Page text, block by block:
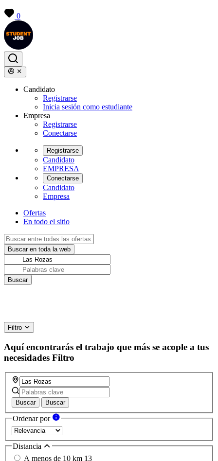
0
Candidato
Registrarse
Inicia sesión como estudiante
Empresa
Registrarse
Conectarse
Registrarse
Candidato
EMPRESA
Conectarse
Candidato
Empresa
Ofertas
En todo el sitio
Filtro
Aquí encontrarás el trabajo que más se acople a tus
necesidades Filtro
Buscar Buscar
Ordenar por
Distancia
A menos de 10 km 13